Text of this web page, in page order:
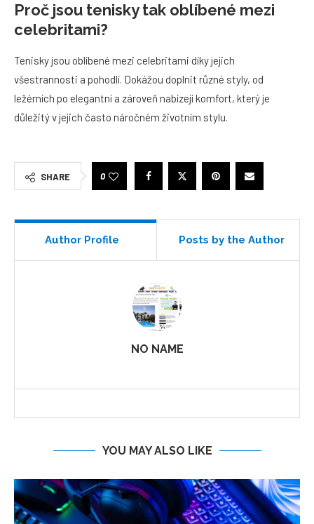
Proč jsou tenisky tak oblíbené mezi
celebritami?
Tenisky jsou oblíbené mezi celebritami díky jejich
všestrannosti a pohodlí. Dokážou doplnit různé styly, od
ležérních po elegantní a zároveň nabízejí komfort, který je
důležitý v jejich často náročném životním stylu.
SHARE 0
Author Profile Posts by the Author
NO NAME
YOU MAY ALSO LIKE